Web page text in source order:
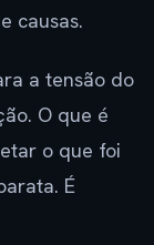
causas.
a tensão do
O que é
o que foi
É